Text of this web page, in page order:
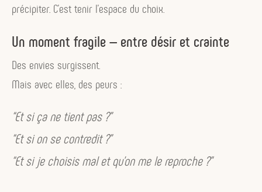
précipiter. C’est tenir l’espace du choix.
Un moment fragile — entre désir et crainte
Des envies surgissent.
Mais avec elles, des peurs :
“Et si ça ne tient pas ?”
“Et si on se contredit ?”
“Et si je choisis mal et qu’on me le reproche ?”